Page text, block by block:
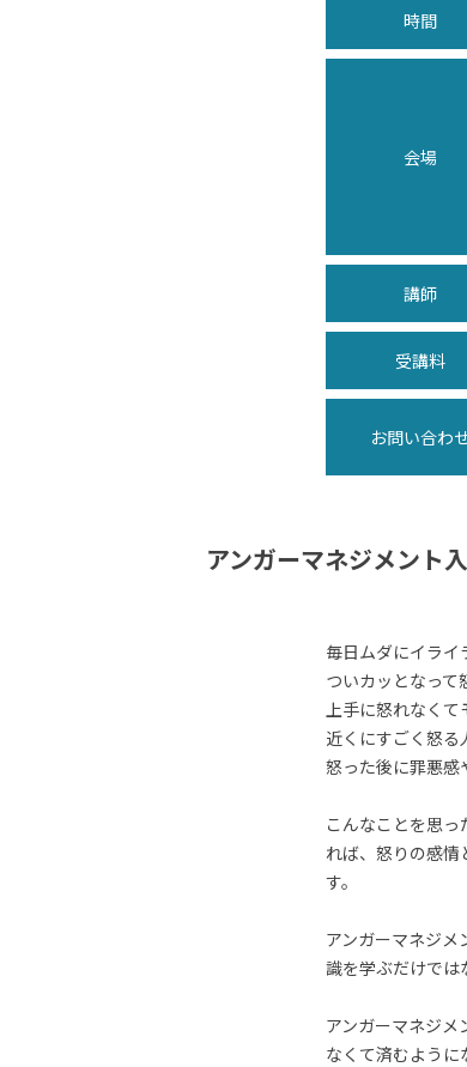
時間
会場
講師
受講料
お問い合わ
アンガーマネジメント
毎日ムダにイライ
ついカッとなって
上手に怒れなくて
近くにすごく怒る
怒った後に罪悪
こんなことを思
れば、怒りの感情
す。
アンガーマネジ
識を学ぶだけでは
アンガーマネジ
なくて済むよう